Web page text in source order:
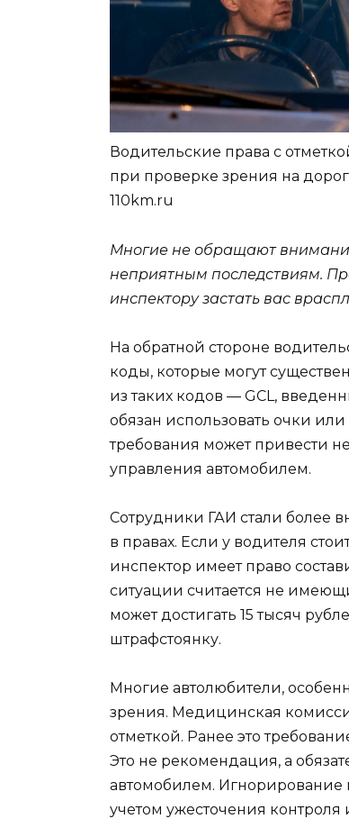
Водительские права с
при проверке зрения на
110km.ru
Многие не обращают
неприятным последствиям.
инспектору застать вас
На обратной стороне
коды, которые могут
из таких кодов — GCL,
обязан использовать очки
требования может привести
управления автомобилем.
Сотрудники ГАИ стали более
в правах. Если у водителя
инспектор имеет право
ситуации считается не
может достигать 15 тысяч
штрафстоянку.
Многие автолюбители,
зрения. Медицинская
отметкой. Ранее это
Это не рекомендация, а
автомобилем. Игнорирование
учетом ужесточения